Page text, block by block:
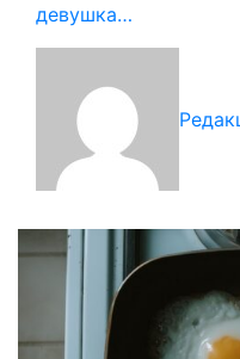
девушка…